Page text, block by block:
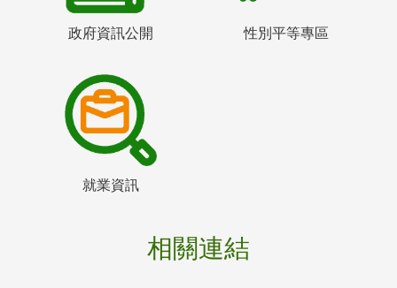
政府資訊公開 性別平等專區
就業資訊
相關連結